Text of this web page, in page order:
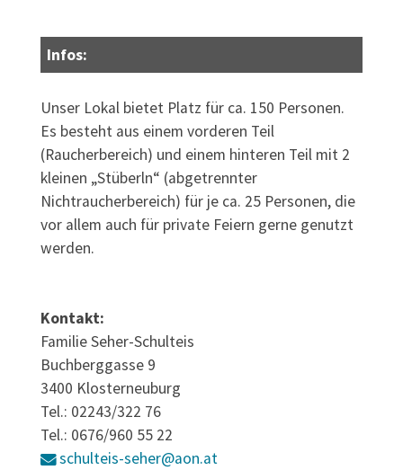
Infos:
Unser Lokal bietet Platz für ca. 150 Personen.
Es besteht aus einem vorderen Teil
(Raucherbereich) und einem hinteren Teil mit 2
kleinen „Stüberln“ (abgetrennter
Nichtraucherbereich) für je ca. 25 Personen, die
vor allem auch für private Feiern gerne genutzt
werden.
Kontakt:
Familie Seher-Schulteis
Buchberggasse 9
3400 Klosterneuburg
Tel.: 02243/322 76
Tel.: 0676/960 55 22
schulteis-seher@aon.at